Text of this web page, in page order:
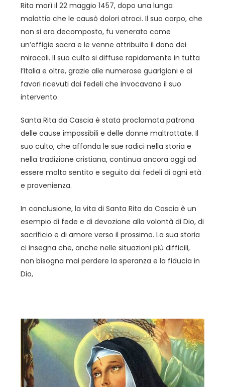
Rita morì il 22 maggio 1457, dopo una lunga
malattia che le causò dolori atroci. Il suo corpo, che
non si era decomposto, fu venerato come
un’effigie sacra e le venne attribuito il dono dei
miracoli. Il suo culto si diffuse rapidamente in tutta
l’Italia e oltre, grazie alle numerose guarigioni e ai
favori ricevuti dai fedeli che invocavano il suo
intervento.
Santa Rita da Cascia è stata proclamata patrona
delle cause impossibili e delle donne maltrattate. Il
suo culto, che affonda le sue radici nella storia e
nella tradizione cristiana, continua ancora oggi ad
essere molto sentito e seguito dai fedeli di ogni età
e provenienza.
In conclusione, la vita di Santa Rita da Cascia è un
esempio di fede e di devozione alla volontà di Dio, di
sacrificio e di amore verso il prossimo. La sua storia
ci insegna che, anche nelle situazioni più difficili,
non bisogna mai perdere la speranza e la fiducia in
Dio,